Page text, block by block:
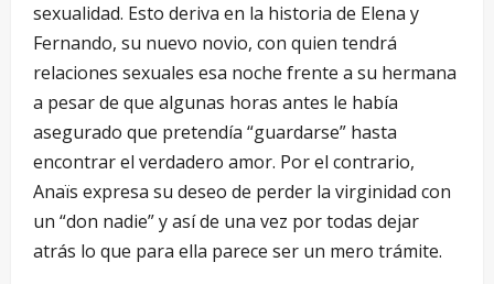
sexualidad. Esto deriva en la historia de Elena y
Fernando, su nuevo novio, con quien tendrá
relaciones sexuales esa noche frente a su hermana
a pesar de que algunas horas antes le había
asegurado que pretendía “guardarse” hasta
encontrar el verdadero amor. Por el contrario,
Anaïs expresa su deseo de perder la virginidad con
un “don nadie” y así de una vez por todas dejar
atrás lo que para ella parece ser un mero trámite.